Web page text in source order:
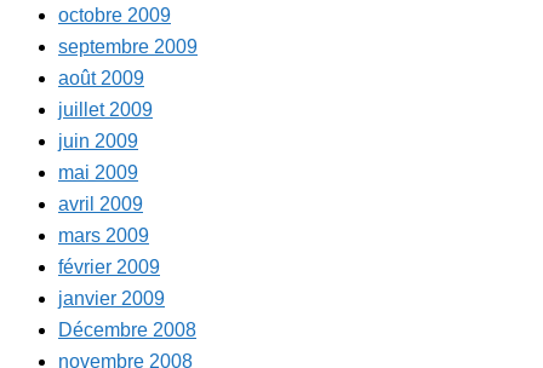
octobre 2009
septembre 2009
août 2009
juillet 2009
juin 2009
mai 2009
avril 2009
mars 2009
février 2009
janvier 2009
Décembre 2008
novembre 2008